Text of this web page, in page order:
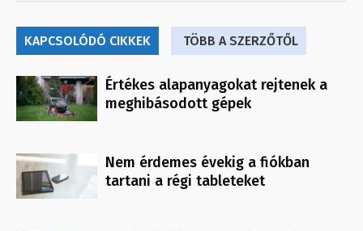
KAPCSOLÓDÓ CIKKEK TÖBB A SZERZŐTŐL
Értékes alapanyagokat rejtenek a
meghibásodott gépek
Nem érdemes évekig a fiókban
tartani a régi tableteket